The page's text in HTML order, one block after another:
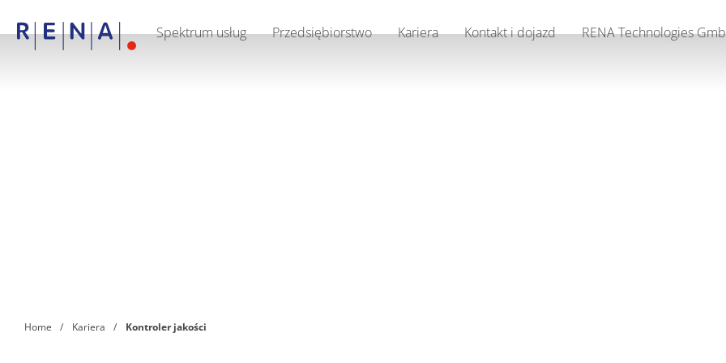
Spektrum usług Przedsiębiorstwo Kariera Kontakt i dojazd RENA Technologies
Home Kariera Kontroler jakości